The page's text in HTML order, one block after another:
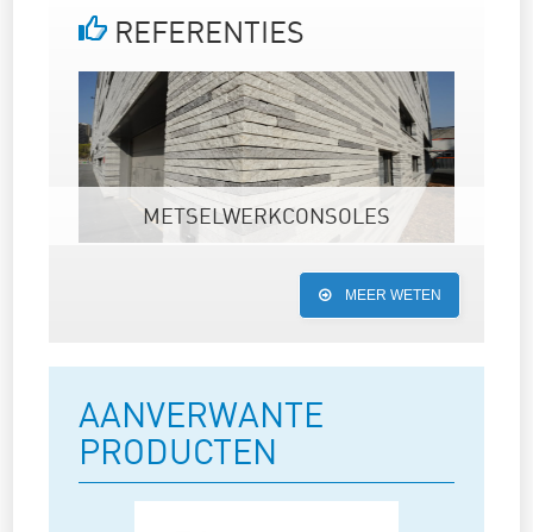
REFERENTIES
METSELWERKCONSOLES
MEER WETEN
AANVERWANTE
PRODUCTEN